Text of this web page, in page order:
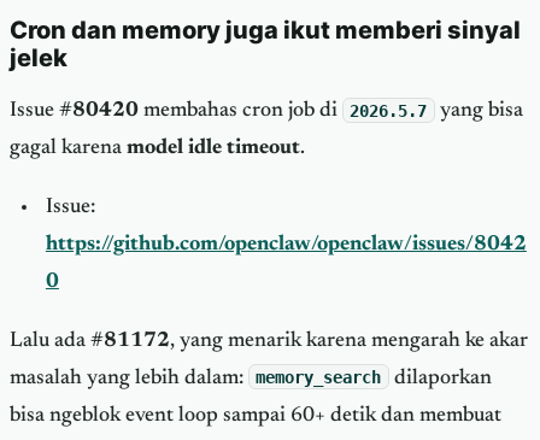
Cron dan memory juga ikut memberi sinyal
jelek
Issue #80420 membahas cron job di 2026.5.7
yang bisa
gagal karena model idle timeout.
Issue:
https://github.com/openclaw/openclaw/issues/8042
0
Lalu ada #81172, yang menarik karena mengarah ke akar
masalah yang lebih dalam:
memory_search
dilaporkan
bisa ngeblok event loop sampai 60+ detik dan membuat